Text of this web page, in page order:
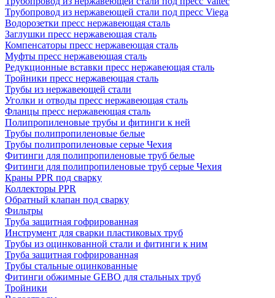
Трубопровод из нержавеющей стали под пресс Viega
Водорозетки пресс нержавеющая сталь
Заглушки пресс нержавеющая сталь
Компенсаторы пресс нержавеющая сталь
Муфты пресс нержавеющая сталь
Редукционные вставки пресс нержавеющая сталь
Тройники пресс нержавеющая сталь
Трубы из нержавеющей стали
Уголки и отводы пресс нержавеющая сталь
Фланцы пресс нержавеющая сталь
Полипропиленовые трубы и фитинги к ней
Трубы полипропиленовые белые
Трубы полипропиленовые серые Чехия
Фитинги для полипропиленовые труб белые
Фитинги для полипропиленовые труб серые Чехия
Краны PPR под сварку
Коллекторы PPR
Обратный клапан под сварку
Фильтры
Труба защитная гофрированная
Инструмент для сварки пластиковых труб
Трубы из оцинкованной стали и фитинги к ним
Труба защитная гофрированная
Трубы стальные оцинкованные
Фитинги обжимные GEBO для стальных труб
Тройники